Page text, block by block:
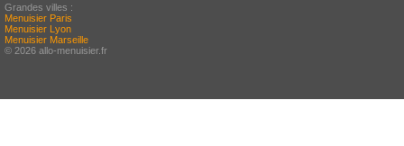
Grandes villes :
Menuisier Paris
Menuisier Lyon
Menuisier Marseille
© 2026 allo-menuisier.fr